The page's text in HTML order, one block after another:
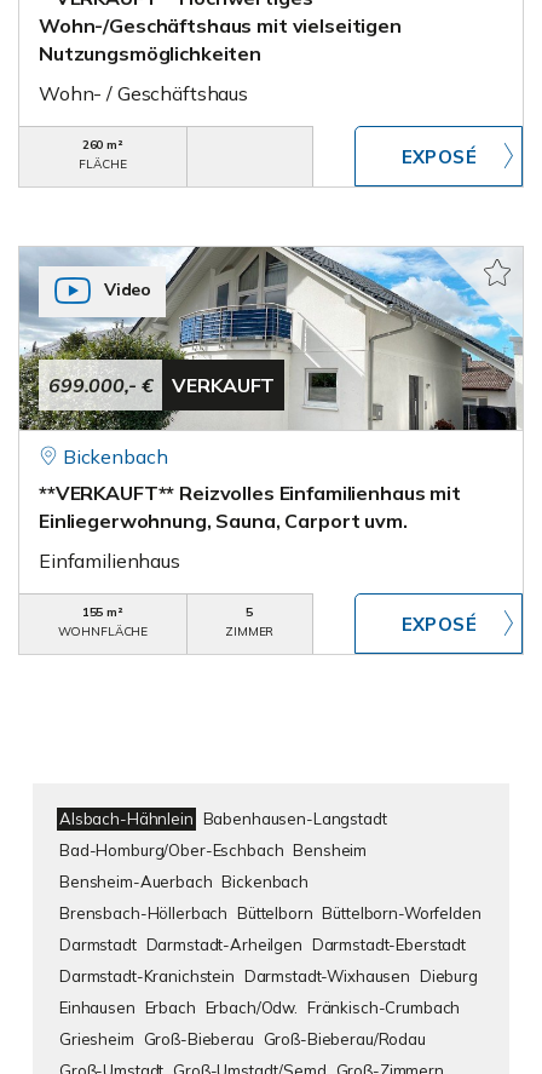
Wohn-/Geschäftshaus mit vielseitigen
Nutzungsmöglichkeiten
Wohn- / Geschäftshaus
260 m²
FLÄCHE
699.000,- € VERKAUFT
Video
Bickenbach
**VERKAUFT** Reizvolles Einfamilienhaus mit
Einliegerwohnung, Sauna, Carport uvm.
Einfamilienhaus
155 m²
WOHNFLÄCHE
5
ZIMMER
Alsbach-Hähnlein Babenhausen-Langstadt
Bad-Homburg/Ober-Eschbach Bensheim
Bensheim-Auerbach Bickenbach
Brensbach-Höllerbach Büttelborn Büttelborn-Worfelden
Darmstadt Darmstadt-Arheilgen Darmstadt-Eberstadt
Darmstadt-Kranichstein Darmstadt-Wixhausen Dieburg
Einhausen Erbach Erbach/Odw.
Fränkisch-Crumbach
Griesheim
Groß-Bieberau
Groß-Bieberau/Rodau